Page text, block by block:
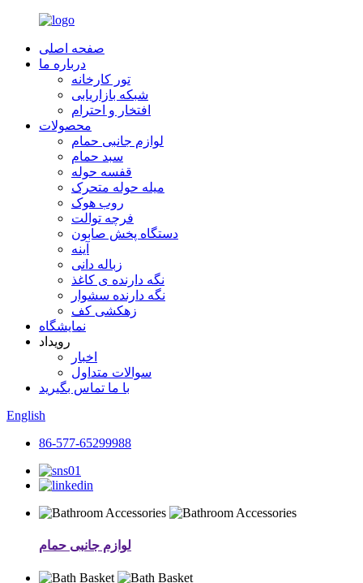
صفحه اصلی
درباره ما
تور کارخانه
شبکه بازاریابی
افتخار و احترام
محصولات
لوازم جانبی حمام
سبد حمام
قفسه حوله
میله حوله متحرک
روب هوک
فرچه توالت
دستگاه پخش صابون
آینه
زباله دانی
نگه دارنده ی کاغذ
نگه دارنده سشوار
زهکشی کف
نمایشگاه
رویداد
اخبار
سوالات متداول
با ما تماس بگیرید
English
86-577-65299988
لوازم جانبی حمام